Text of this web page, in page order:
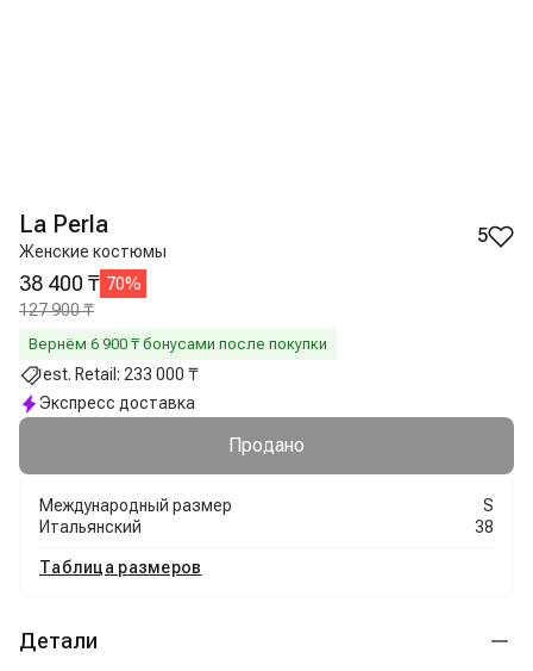
La Perla
Женские костюмы
5
38 400 ₸ 70%
127 900 ₸
Вернём 6 900 ₸ бонусами после покупки
est. Retail: 233 000 ₸
Экспресс доставка
Продано
Международный размер
S
Итальянский
38
Таблица размеров
Детали